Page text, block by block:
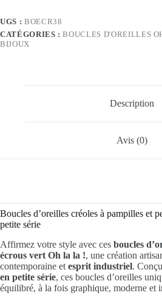
UGS : BOECR38
CATÉGORIES :BOUCLES D'OREILLES
BIJOUX
Description
Avis (0)
Boucles d’oreilles créoles à pampilles et
petite série
Affirmez votre style avec ces boucles
écrous vert Oh la la !, une création
contemporaine et esprit industriel.
en petite série, ces boucles d’oreilles
équilibré, à la fois graphique, moderne et